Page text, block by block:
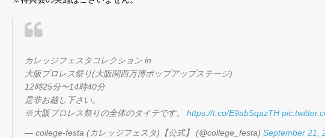
カレッジフェスタコレクション in
大阪プロレス祭り(大阪関西万博ポップアップステージ)
12時25分〜14時40分
是非お越し下さい。
※大阪プロレス祭りの全体のタイテです。 https://t.co/E9abSqazTH
— college-festa (カレッジフェスタ)【公式】 (@college_festa) September 21,